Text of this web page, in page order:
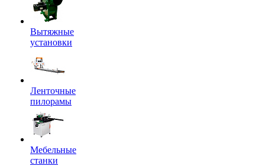
Вытяжные
установки
Ленточные
пилорамы
Мебельные
станки